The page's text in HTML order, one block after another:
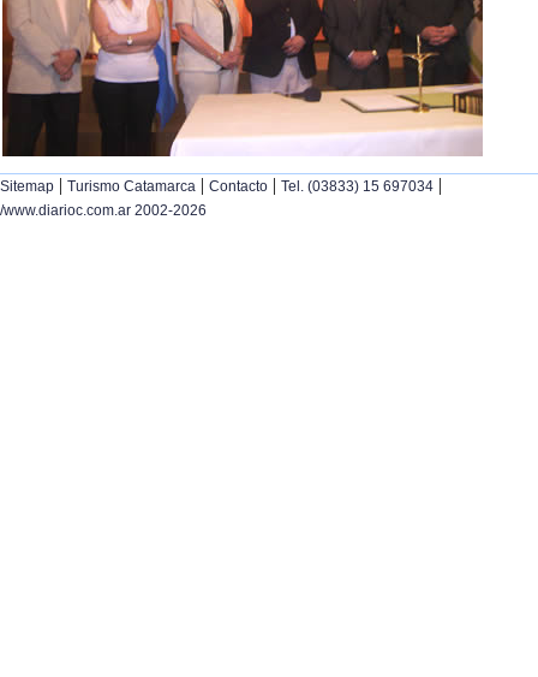
Sitemap | Turismo Catamarca | Contacto | Tel. (03833) 15 697034 |
/www.diarioc.com.ar 2002-2026